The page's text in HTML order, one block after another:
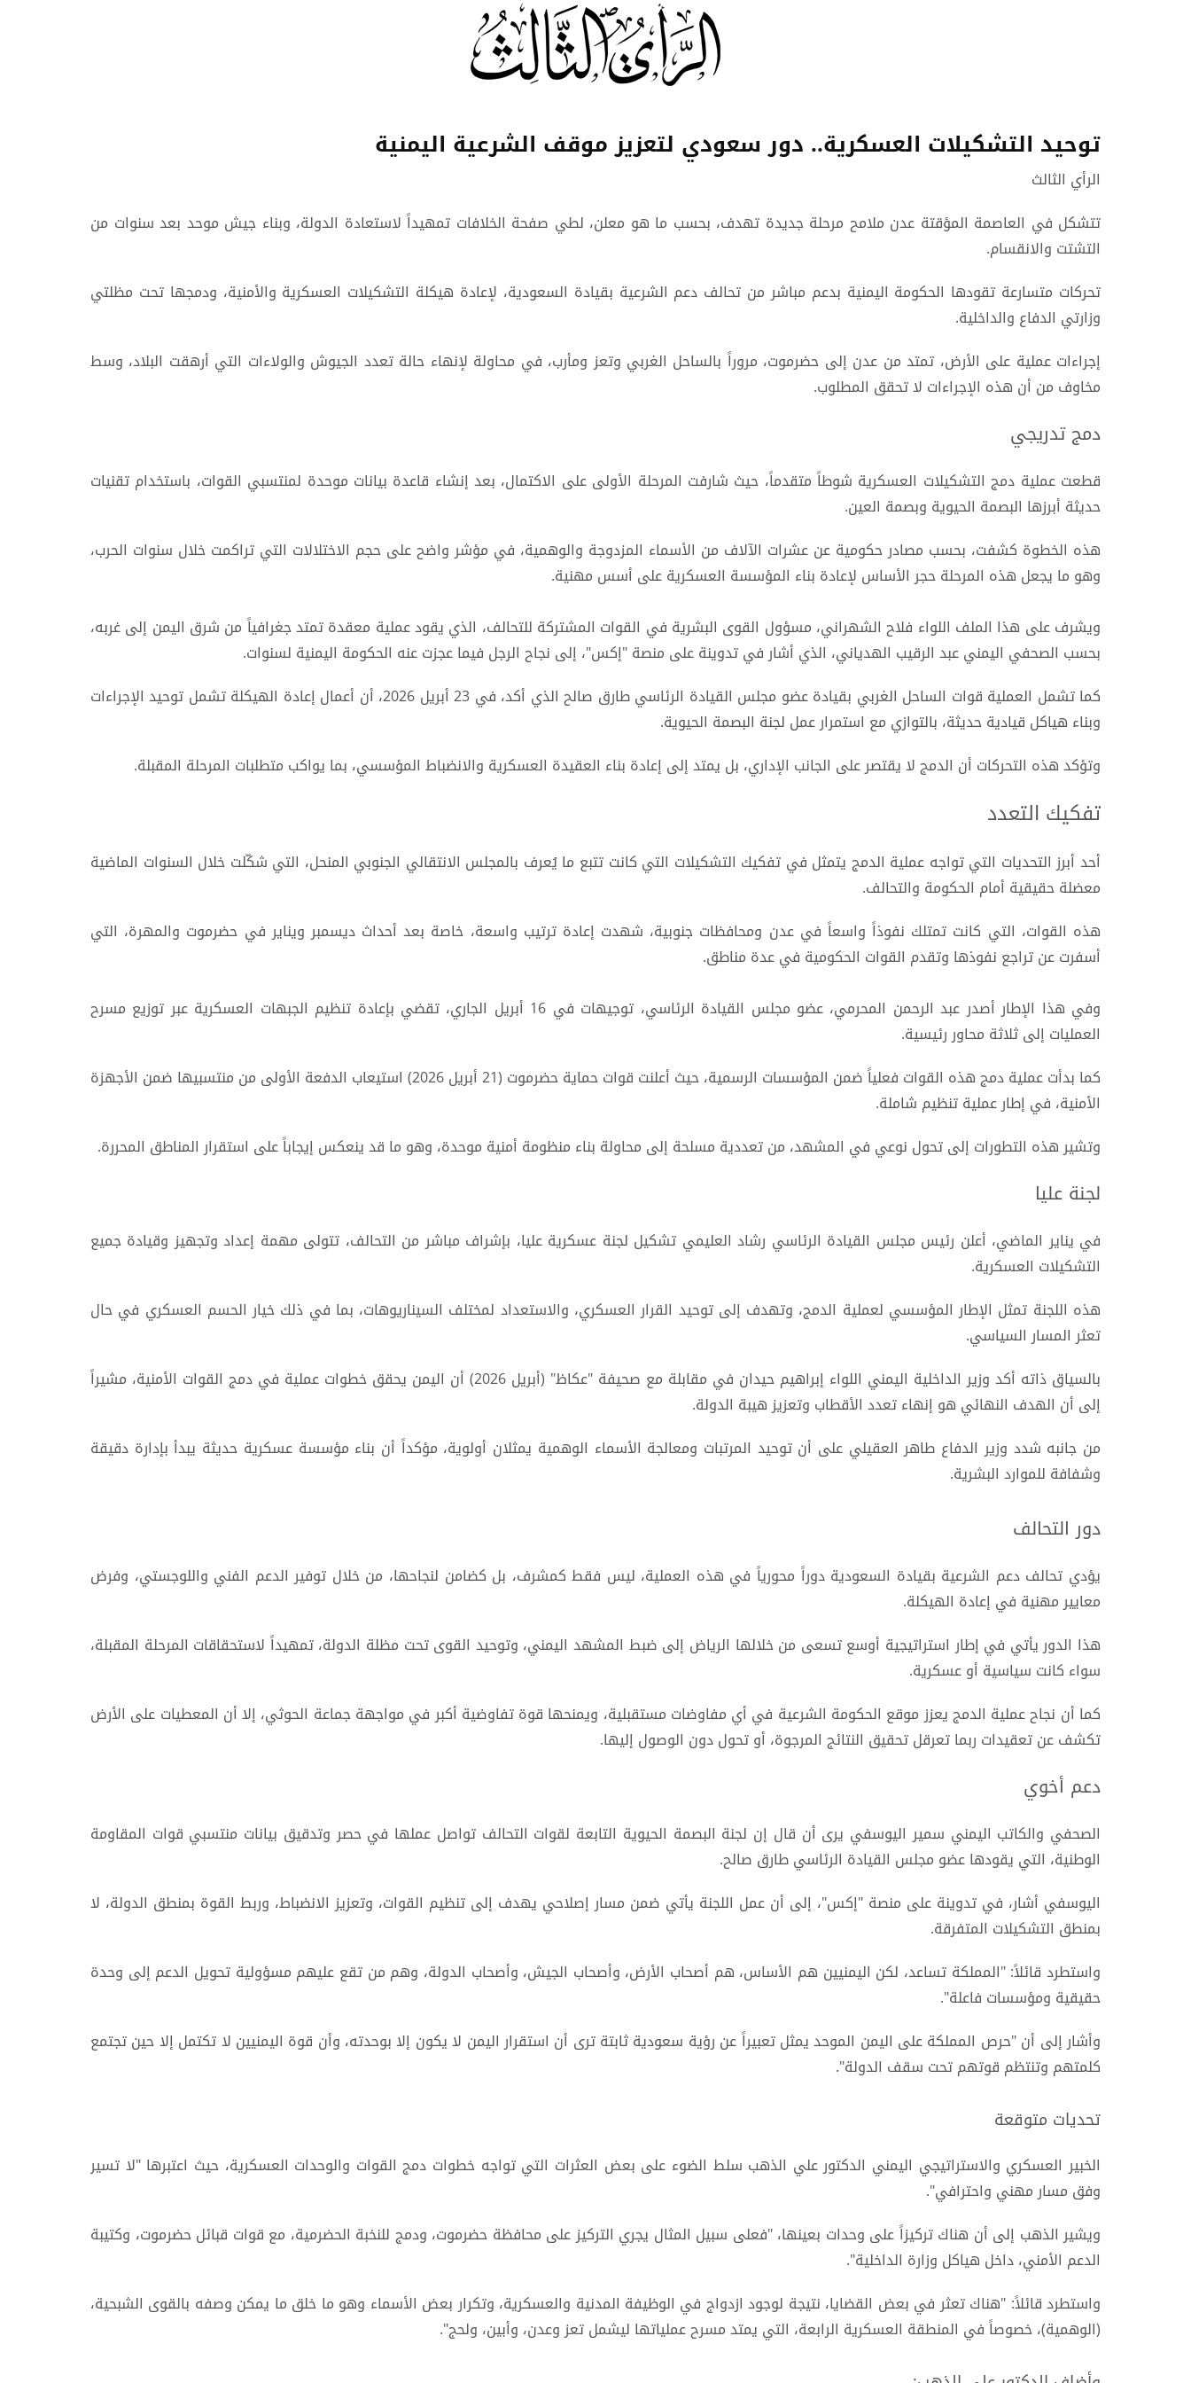
توحيد التشكيلات العسكرية.. دور سعودي لتعزيز موقف الشرعية اليمنية
الرأي الثالث
تتشكل في العاصمة المؤقتة عدن ملامح مرحلة جديدة تهدف، بحسب ما هو معلن، لطي صفحة الخلافات تمهيداً لاستعادة الدولة، وبناء جيش موحد بعد سنوات من
التشتت والانقسام.
تحركات متسارعة تقودها الحكومة اليمنية بدعم مباشر من تحالف دعم الشرعية بقيادة السعودية، لإعادة هيكلة التشكيلات العسكرية والأمنية، ودمجها تحت مظلتي
وزارتي الدفاع والداخلية.
إجراءات عملية على الأرض، تمتد من عدن إلى حضرموت، مروراً بالساحل الغربي وتعز ومأرب، في محاولة لإنهاء حالة تعدد الجيوش والولاءات التي أرهقت البلاد، وسط
مخاوف من أن هذه الإجراءات لا تحقق المطلوب.
دمج تدريجي
قطعت عملية دمج التشكيلات العسكرية شوطاً متقدماً، حيث شارفت المرحلة الأولى على الاكتمال، بعد إنشاء قاعدة بيانات موحدة لمنتسبي القوات، باستخدام تقنيات
حديثة أبرزها البصمة الحيوية وبصمة العين.
هذه الخطوة كشفت، بحسب مصادر حكومية عن عشرات الآلاف من الأسماء المزدوجة والوهمية، في مؤشر واضح على حجم الاختلالات التي تراكمت خلال سنوات الحرب،
وهو ما يجعل هذه المرحلة حجر الأساس لإعادة بناء المؤسسة العسكرية على أسس مهنية.
ويشرف على هذا الملف اللواء فلاح الشهراني، مسؤول القوى البشرية في القوات المشتركة للتحالف، الذي يقود عملية معقدة تمتد جغرافياً من شرق اليمن إلى غربه،
بحسب الصحفي اليمني عبد الرقيب الهدياني، الذي أشار في تدوينة على منصة "إكس"، إلى نجاح الرجل فيما عجزت عنه الحكومة اليمنية لسنوات.
كما تشمل العملية قوات الساحل الغربي بقيادة عضو مجلس القيادة الرئاسي طارق صالح الذي أكد، في 23 أبريل 2026، أن أعمال إعادة الهيكلة تشمل توحيد الإجراءات
وبناء هياكل قيادية حديثة، بالتوازي مع استمرار عمل لجنة البصمة الحيوية.
وتؤكد هذه التحركات أن الدمج لا يقتصر على الجانب الإداري، بل يمتد إلى إعادة بناء العقيدة العسكرية والانضباط المؤسسي، بما يواكب متطلبات المرحلة المقبلة.
تفكيك التعدد
أحد أبرز التحديات التي تواجه عملية الدمج يتمثل في تفكيك التشكيلات التي كانت تتبع ما يُعرف بالمجلس الانتقالي الجنوبي المنحل، التي شكّلت خلال السنوات الماضية
معضلة حقيقية أمام الحكومة والتحالف.
هذه القوات، التي كانت تمتلك نفوذاً واسعاً في عدن ومحافظات جنوبية، شهدت إعادة ترتيب واسعة، خاصة بعد أحداث ديسمبر ويناير في حضرموت والمهرة، التي
أسفرت عن تراجع نفوذها وتقدم القوات الحكومية في عدة مناطق.
وفي هذا الإطار أصدر عبد الرحمن المحرمي، عضو مجلس القيادة الرئاسي، توجيهات في 16 أبريل الجاري، تقضي بإعادة تنظيم الجبهات العسكرية عبر توزيع مسرح
العمليات إلى ثلاثة محاور رئيسية.
كما بدأت عملية دمج هذه القوات فعلياً ضمن المؤسسات الرسمية، حيث أعلنت قوات حماية حضرموت (21 أبريل 2026) استيعاب الدفعة الأولى من منتسبيها ضمن الأجهزة
الأمنية، في إطار عملية تنظيم شاملة.
وتشير هذه التطورات إلى تحول نوعي في المشهد، من تعددية مسلحة إلى محاولة بناء منظومة أمنية موحدة، وهو ما قد ينعكس إيجاباً على استقرار المناطق المحررة.
لجنة عليا
في يناير الماضي، أعلن رئيس مجلس القيادة الرئاسي رشاد العليمي تشكيل لجنة عسكرية عليا، بإشراف مباشر من التحالف، تتولى مهمة إعداد وتجهيز وقيادة جميع
التشكيلات العسكرية.
هذه اللجنة تمثل الإطار المؤسسي لعملية الدمج، وتهدف إلى توحيد القرار العسكري، والاستعداد لمختلف السيناريوهات، بما في ذلك خيار الحسم العسكري في حال
تعثر المسار السياسي.
بالسياق ذاته أكد وزير الداخلية اليمني اللواء إبراهيم حيدان في مقابلة مع صحيفة "عكاظ" (أبريل 2026) أن اليمن يحقق خطوات عملية في دمج القوات الأمنية، مشيراً
إلى أن الهدف النهائي هو إنهاء تعدد الأقطاب وتعزيز هيبة الدولة.
من جانبه شدد وزير الدفاع طاهر العقيلي على أن توحيد المرتبات ومعالجة الأسماء الوهمية يمثلان أولوية، مؤكداً أن بناء مؤسسة عسكرية حديثة يبدأ بإدارة دقيقة
وشفافة للموارد البشرية.
دور التحالف
يؤدي تحالف دعم الشرعية بقيادة السعودية دوراً محورياً في هذه العملية، ليس فقط كمشرف، بل كضامن لنجاحها، من خلال توفير الدعم الفني واللوجستي، وفرض
معايير مهنية في إعادة الهيكلة.
هذا الدور يأتي في إطار استراتيجية أوسع تسعى من خلالها الرياض إلى ضبط المشهد اليمني، وتوحيد القوى تحت مظلة الدولة، تمهيداً لاستحقاقات المرحلة المقبلة،
سواء كانت سياسية أو عسكرية.
كما أن نجاح عملية الدمج يعزز موقع الحكومة الشرعية في أي مفاوضات مستقبلية، ويمنحها قوة تفاوضية أكبر في مواجهة جماعة الحوثي، إلا أن المعطيات على الأرض
تكشف عن تعقيدات ربما تعرقل تحقيق النتائج المرجوة، أو تحول دون الوصول إليها.
دعم أخوي
الصحفي والكاتب اليمني سمير اليوسفي يرى أن قال إن لجنة البصمة الحيوية التابعة لقوات التحالف تواصل عملها في حصر وتدقيق بيانات منتسبي قوات المقاومة
الوطنية، التي يقودها عضو مجلس القيادة الرئاسي طارق صالح.
اليوسفي أشار، في تدوينة على منصة "إكس"، إلى أن عمل اللجنة يأتي ضمن مسار إصلاحي يهدف إلى تنظيم القوات، وتعزيز الانضباط، وربط القوة بمنطق الدولة، لا
بمنطق التشكيلات المتفرقة.
واستطرد قائلاً: "المملكة تساعد، لكن اليمنيين هم الأساس، هم أصحاب الأرض، وأصحاب الجيش، وأصحاب الدولة، وهم من تقع عليهم مسؤولية تحويل الدعم إلى وحدة
حقيقية ومؤسسات فاعلة".
وأشار إلى أن "حرص المملكة على اليمن الموحد يمثل تعبيراً عن رؤية سعودية ثابتة ترى أن استقرار اليمن لا يكون إلا بوحدته، وأن قوة اليمنيين لا تكتمل إلا حين تجتمع
كلمتهم وتنتظم قوتهم تحت سقف الدولة".
تحديات متوقعة
الخبير العسكري والاستراتيجي اليمني الدكتور علي الذهب سلط الضوء على بعض العثرات التي تواجه خطوات دمج القوات والوحدات العسكرية، حيث اعتبرها "لا تسير
وفق مسار مهني واحترافي".
ويشير الذهب إلى أن هناك تركيزاً على وحدات بعينها، "فعلى سبيل المثال يجري التركيز على محافظة حضرموت، ودمج للنخبة الحضرمية، مع قوات قبائل حضرموت، وكتيبة
الدعم الأمني، داخل هياكل وزارة الداخلية".
واستطرد قائلاً: "هناك تعثر في بعض القضايا، نتيجة لوجود ازدواج في الوظيفة المدنية والعسكرية، وتكرار بعض الأسماء وهو ما خلق ما يمكن وصفه بالقوى الشبحية،
(الوهمية)، خصوصاً في المنطقة العسكرية الرابعة، التي يمتد مسرح عملياتها ليشمل تعز وعدن، وأبين، ولحج".